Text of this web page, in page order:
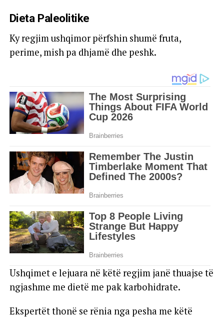
Dieta Paleolitike
Ky regjim ushqimor përfshin shumë fruta,
perime, mish pa dhjamë dhe peshk.
Ushqimet e lejuara në këtë regjim janë thuajse të
ngjashme me dietë me pak karbohidrate.
Ekspertët thonë se rënia nga pesha me këtë